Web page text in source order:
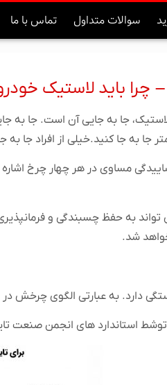
سوالات متداول تماس با ما
چرا باید لاستیک
جا به جایی آن است. جا
مساوی در هر چهار چرخ
به حفظ چسبندگی و
شد.
دارد. به عبارتی الگوی چرخش
استاندارد های انجمن صنعت